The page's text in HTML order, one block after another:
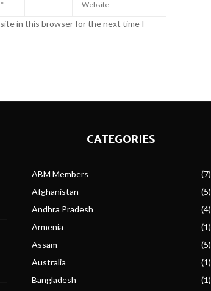
in this browser for the next time I
CATEGORIES
ABM Members
(7)
Afghanistan
(5)
Andhra Pradesh
(4)
Armenia
(1)
Assam
(5)
Australia
(1)
Bangladesh
(1)